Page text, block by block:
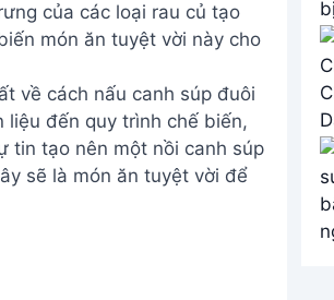
của các loại rau củ tạo
món ăn tuyệt vời này cho
về cách nấu canh súp đuôi
liệu đến quy trình chế biến,
tin tạo nên một nồi canh súp
sẽ là món ăn tuyệt vời để